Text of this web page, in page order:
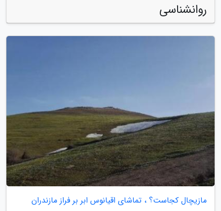
روانشناسی
مازیچال کجاست؟ ، تماشای اقیانوس ابر بر فراز مازندران